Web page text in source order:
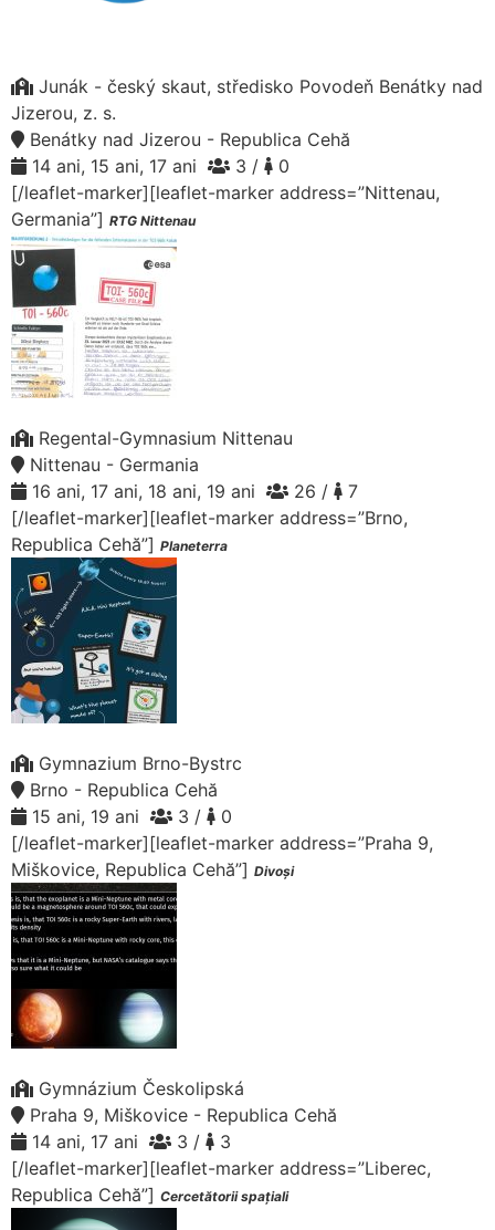
Junák - český skaut, středisko Povodeň Benátky nad
Jizerou, z. s.
Benátky nad Jizerou - Republica Cehă
14 ani, 15 ani, 17 ani
3 /
0
[/leaflet-marker][leaflet-marker address=”Nittenau,
Germania”] RTG Nittenau
Regental-Gymnasium Nittenau
Nittenau - Germania
16 ani, 17 ani, 18 ani, 19 ani
26 /
7
[/leaflet-marker][leaflet-marker address=”Brno,
Republica Cehă”] Planeterra
Gymnazium Brno-Bystrc
Brno - Republica Cehă
15 ani, 19 ani
3 /
0
[/leaflet-marker][leaflet-marker address=”Praha 9,
Miškovice, Republica Cehă”] Divoși
Gymnázium Českolipská
Praha 9, Miškovice - Republica Cehă
14 ani, 17 ani
3 /
3
[/leaflet-marker][leaflet-marker address=”Liberec,
Republica Cehă”] Cercetătorii spațiali